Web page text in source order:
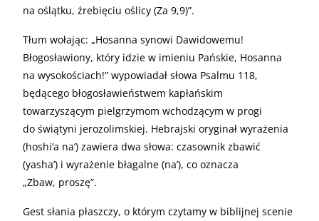
na oślątku, źrebięciu oślicy (Za 9,9)”.
Tłum wołając: „Hosanna synowi Dawidowemu!
Błogosławiony, który idzie w imieniu Pańskie, Hosanna
na wysokościach!” wypowiadał słowa Psalmu 118,
będącego błogosławieństwem kapłańskim
towarzyszącym pielgrzymom wchodzącym w progi
do świątyni jerozolimskiej. Hebrajski oryginał wyrażenia
(hoshi’a na’) zawiera dwa słowa: czasownik zbawić
(yasha’) i wyrażenie błagalne (na’), co oznacza
„Zbaw, proszę”.
Gest słania płaszczy, o którym czytamy w biblijnej scenie